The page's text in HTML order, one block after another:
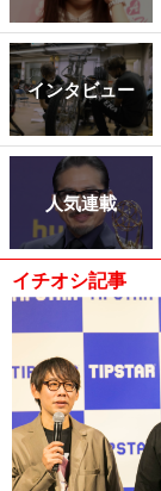
インタビュー
人気連載
イチオシ記事